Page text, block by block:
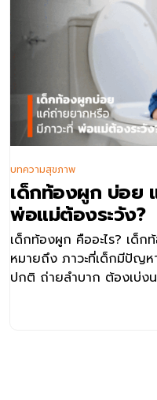
ท้องผูก บ่อย แค่ถ่
ม่ต้องระวัง?
องผูก คืออะไร? เด็กท้องผู
ถึง ภาวะที่เด็กมีปัญหาในก
ายลำบาก ต้องเบ่งนาน ห
มสุขภาพ